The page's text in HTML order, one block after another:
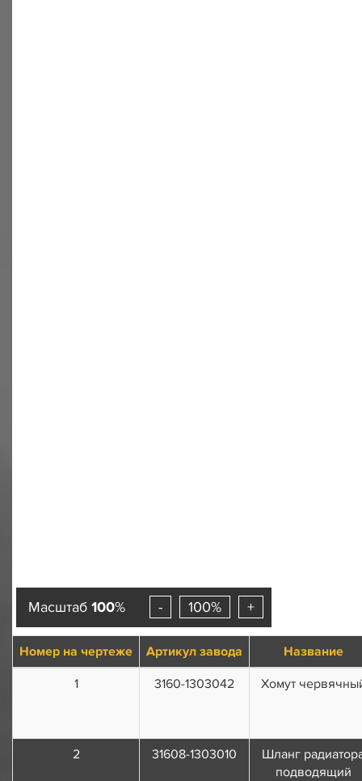
Масштаб 100% - 100% +
Номер на чертеже Артикул завода
Название
1
3160-1303042 Хомут
2 31608-1303010
Шланг
подводящий